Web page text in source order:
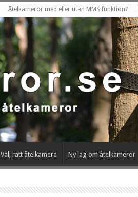
Åtelkameror med eller utan MMS funktion?
Välj rätt åtelkamera Ny lag om åtelkameror